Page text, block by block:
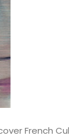
French